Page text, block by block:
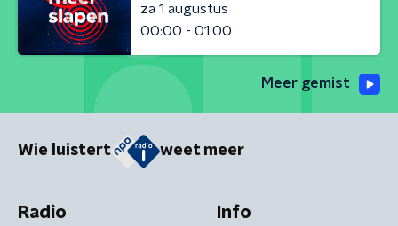
za 1 augustus
00:00 - 01:00
Meer gemist
Wie luistert weet meer
Radio Info